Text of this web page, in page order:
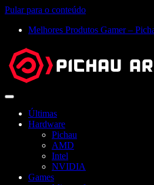
Pular para o conteúdo
Melhores Produtos Gamer –
Abrir
Últimas
Hardware
Pichau
AMD
Intel
NVIDIA
Games